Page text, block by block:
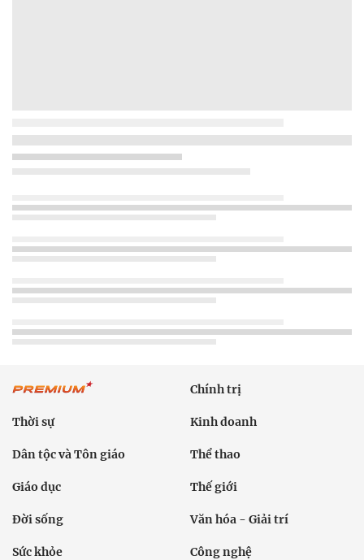
Chính trị
Thời sự Kinh doanh
Dân tộc và Tôn giáo Thể thao
Giáo dục Thế giới
Đời sống Văn hóa - Giải trí
Sức khỏe Công nghệ